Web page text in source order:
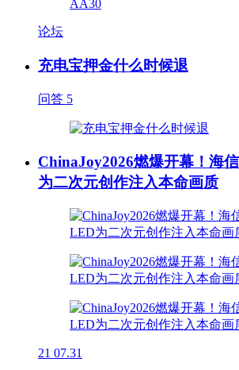
论坛
充电宝押金什么时候退
问答 5
ChinaJoy2026燃爆开幕！海
为二次元创作注入本命画质
21 07.31